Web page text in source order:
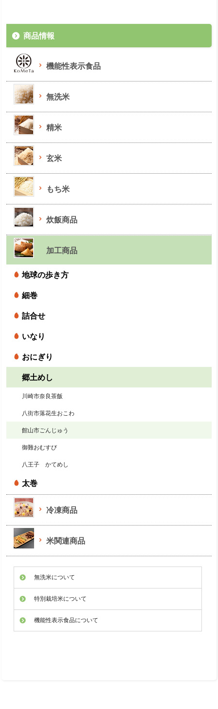
商品情報
機能性表示食品
無洗米
精米
玄米
もち米
炊飯商品
加工商品
地球の歩き方
細巻
詰合せ
いなり
おにぎり
郷土めし
川崎市奈良茶飯
八街市落花生おこわ
館山市ごんじゅう
御難おむすび
八王子 かてめし
太巻
冷凍商品
米関連商品
無洗米について
特別栽培米について
機能性表示食品について